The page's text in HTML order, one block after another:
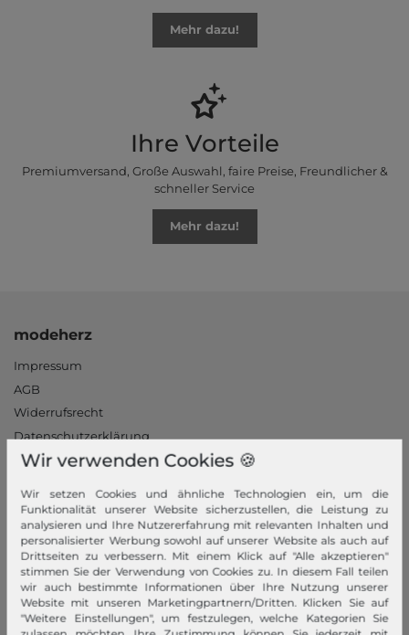
Mehr dazu!
Ihre Vorteile
Premiumversand, Große Auswahl, faire Preise, Freundlicher &
schneller Service
Mehr dazu!
modeherz
Impressum
AGB
Widerrufsrecht
Datenschutzerklärung
Datenschutzeinstellungen
Jobs
Unsere Stores
Mein Konto
Login
Neukunde?
Wir verwenden Cookies 🍪
Wir setzen Cookies und ähnliche Technologien ein, um die
Funktionalität unserer Website sicherzustellen, die Leistung zu
analysieren und Ihre Nutzererfahrung mit relevanten Inhalten und
personalisierter Werbung sowohl auf unserer Website als auch auf
Drittseiten zu verbessern. Mit einem Klick auf "Alle akzeptieren"
stimmen Sie der Verwendung von Cookies zu. In diesem Fall teilen
wir auch bestimmte Informationen über Ihre Nutzung unserer
Website mit unseren Marketingpartnern/Dritten. Klicken Sie auf
"Weitere Einstellungen", um festzulegen, welche Kategorien Sie